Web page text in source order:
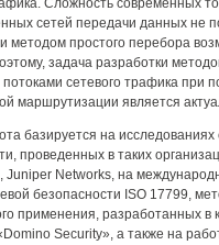
Сложность современных
сетей передачи данных не
методом простого перебора
задача разработки
сетевого трафика при
маршрутизации является
базируется на исследованиях
проведенных в таких
Juniper Networks, на
безопасности ISO 17799,
применения, разработанных в
Security», а также на